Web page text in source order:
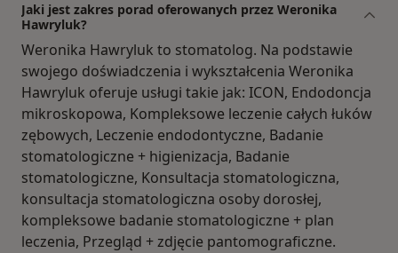
Jaki jest zakres porad oferowanych przez Weronika
Hawryluk?
Weronika Hawryluk to stomatolog. Na podstawie
swojego doświadczenia i wykształcenia Weronika
Hawryluk oferuje usługi takie jak: ICON, Endodoncja
mikroskopowa, Kompleksowe leczenie całych łuków
zębowych, Leczenie endodontyczne, Badanie
stomatologiczne + higienizacja, Badanie
stomatologiczne, Konsultacja stomatologiczna,
konsultacja stomatologiczna osoby dorosłej,
kompleksowe badanie stomatologiczne + plan
leczenia, Przegląd + zdjęcie pantomograficzne.